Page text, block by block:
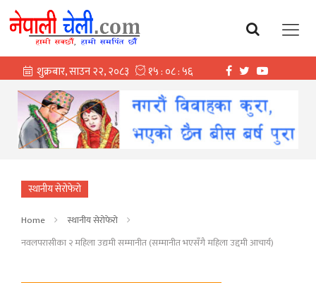
स्थानीय सेरोफेरो
Home
स्थानीय सेरोफेरो
नवलपरासीका २ महिला उद्यमी सम्मानीत (सम्मानीत भएसँगै महिला उद्दमी आचार्य)